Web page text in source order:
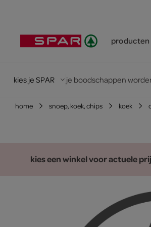
producten
kies je SPAR je boodschappen
home snoep, koek, chips koek
kies een winkel voor actuele